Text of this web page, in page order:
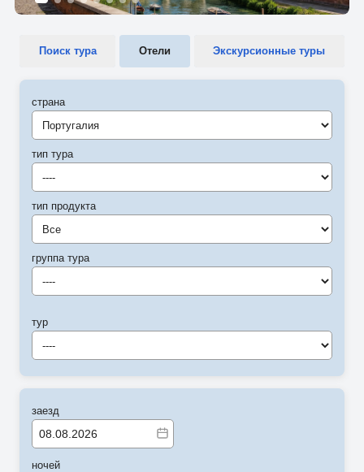
Поиск тура Отели Экскурсионные туры
страна
Португалия
тип тура
----
тип продукта
Все
группа тура
----
тур
----
заезд
ночей